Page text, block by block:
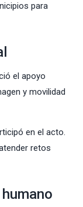
para
el apoyo
y movilidad
en el acto.
retos